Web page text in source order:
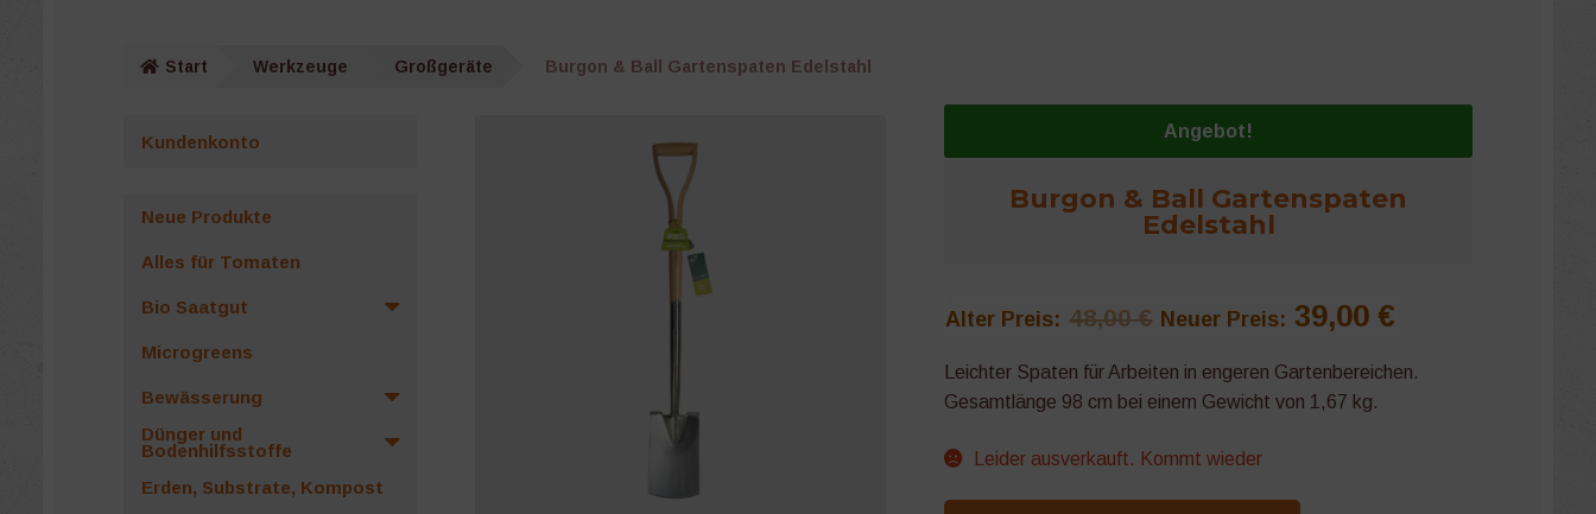
Start Werkzeuge Großgeräte Burgon & Ball Gartenspaten Edelstahl
Angebot!
Burgon & Ball Gartenspaten
Edelstahl
Alter Preis: 48,00€ Ursprünglicher
Preis
war:
48,00 €
Neuer Preis: 39,00€
Preis
Leichter Spaten für Arbeiten in engeren Gartenbereichen.
Gesamtlänge 98 cm bei einem Gewicht von 1,67 kg.
Leider ausverkauft. Kommt wieder
Kundenkonto
Neue Produkte
Alles für Tomaten
Bio Saatgut
Microgreens
Bewässerung
Dünger und
Bodenhilfsstoffe
Erden, Substrate, Kompost